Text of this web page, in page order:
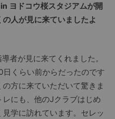
ヨドコウ桜スタジアムが開
人が見に来ていましたよ
者が見に来てくれました。
くらい前からだったのです
方に来ていただいて驚きま
にも、他のJクラブはじめ
学に訪れています。セレッ